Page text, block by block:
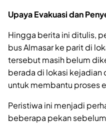
Upaya Evakuasi dan
Hingga berita ini ditulis,
bus Almasar ke parit di
tersebut masih belum
berada di lokasi kejadian
untuk membantu proses
Peristiwa ini menjadi
beberapa pekan